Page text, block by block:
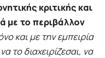
κριτικής και
με το περιβάλλον
και με την εμπειρία
το διαχειρίζεσαι, να